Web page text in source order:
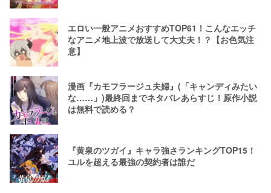
エロい一般アニメおすすめTOP61！こんなエッチ
なアニメ地上波で放送して大丈夫！？【お色気注
意】
漫画『カモフラージュ夫婦』(「キャンディみたい
な……」)最終回までネタバレあらすじ！原作小説
は無料で読める？
『黄泉のツガイ』キャラ強さランキングTOP15！
ユルを超える最強の契約者は誰だ